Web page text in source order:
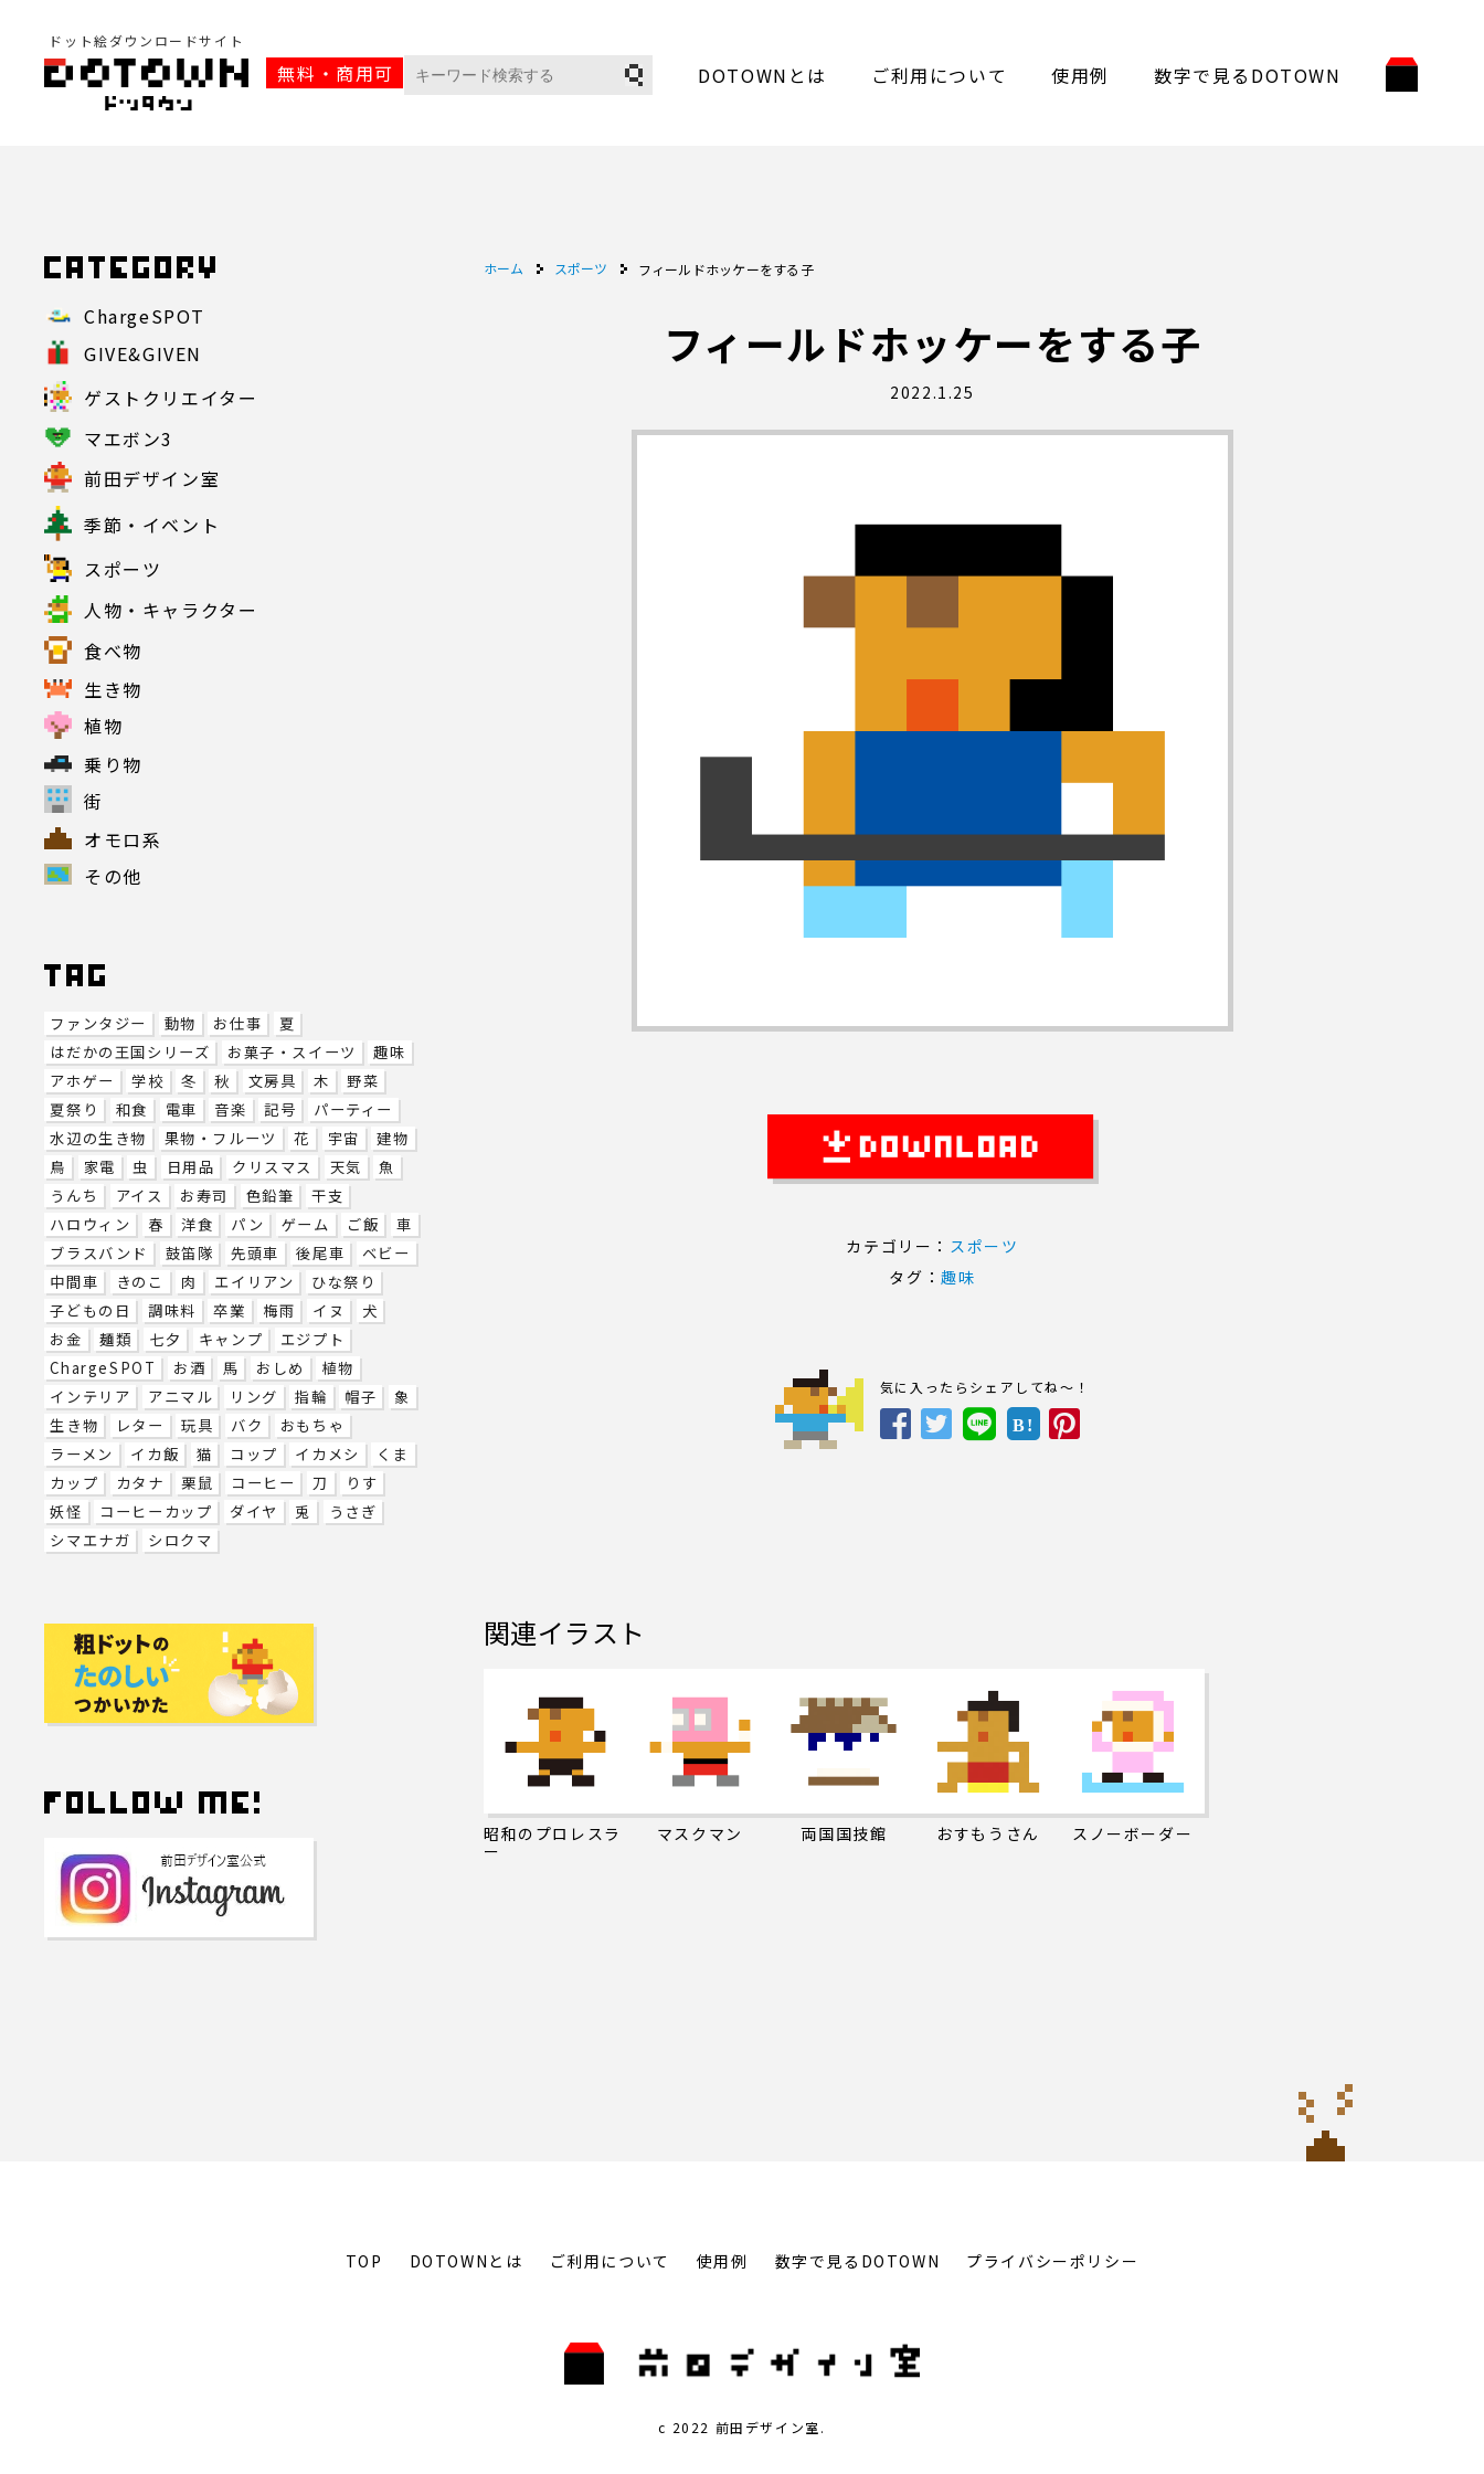
ドット絵ダウンロードサイト
無料・商用可 DOTOWNとは ご利用について 使用例 数字で見るDOTOWN
ChargeSPOT
GIVE&GIVEN
ゲストクリエイター
マエボン3
前田デザイン室
季節・イベント
スポーツ
人物・キャラクター
食べ物
生き物
植物
乗り物
街
オモロ系
その他
ファンタジー 動物 お仕事
夏
はだかの王国シリーズ
お菓子・スイーツ
趣味
アホゲー
学校 冬 秋 文房具 木
野菜
夏祭り
和食 電車 音楽 記号
パーティー
水辺の生き物
果物・フルーツ 花 宇宙
建物
鳥
家電 虫 日用品 クリスマス 天気
魚
うんち
アイス お寿司 色鉛筆
干支
ハロウィン
春 洋食 パン ゲーム ご飯
車
ブラスバンド
鼓笛隊 先頭車 後尾車
ベビー
中間車
きのこ 肉 エイリアン
ひな祭り
子どもの日
調味料 卒業 梅雨 イヌ
犬
お金
麺類 七夕 キャンプ
エジプト
ChargeSPOT
お酒 馬 おしめ
植物
インテリア
アニマル リング 指輪 帽子
象
生き物
レター 玩具 バク
おもちゃ
ラーメン
イカ飯 猫 コップ イカメシ
くま
カップ
カタナ 栗鼠 コーヒー 刀
りす
妖怪
コーヒーカップ ダイヤ 兎
うさぎ
シマエナガ
シロクマ
ホーム スポーツ フィールドホッケーをする子
フィールドホッケーをする子
2022.1.25
カテゴリー： スポーツ
タグ：趣味
気に入ったらシェアしてね～！
B!
関連イラスト
昭和のプロレスラ
ー
マスクマン 両国国技館 おすもうさん スノーボーダー
TOP DOTOWNとは ご利用について 使用例 数字で見るDOTOWN プライバシーポリシー
c 2022 前田デザイン室.